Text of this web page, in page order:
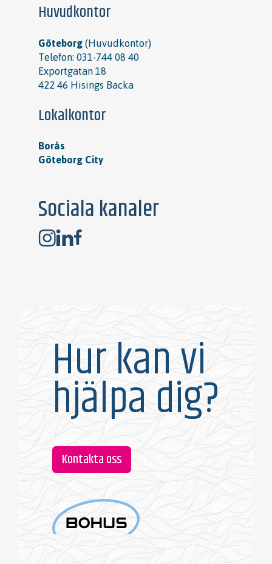
Hur kan vi
hjälpa dig?
Kontakta oss
Huvudkontor
Göteborg(Huvudkontor)
Telefon:031-744 08 40
Exportgatan 18
422 46 Hisings Backa
Lokalkontor
Borås
Göteborg City
Sociala kanaler